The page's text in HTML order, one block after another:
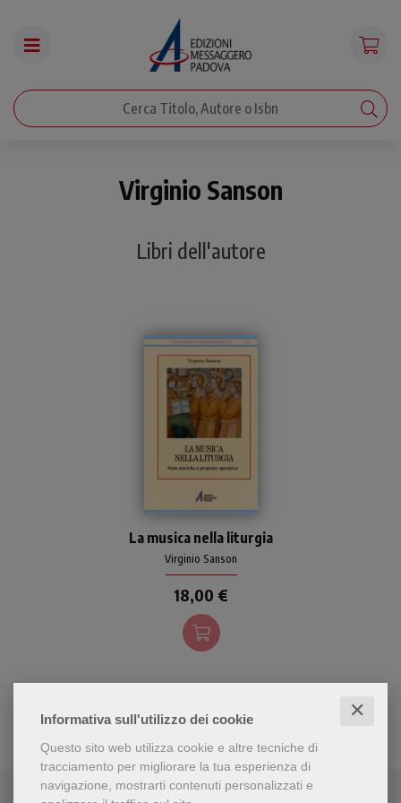
Informativa sull'utilizzo dei cookie ✕
Questo sito web utilizza cookie e altre tecniche di
tracciamento per migliorare la tua esperienza di
navigazione, mostrarti contenuti personalizzati e
Virginio Sanson
Libri dell'autore
scuola di teologia, per gli
studenti dei conservatori
musicali, per i direttori di
coro e per gli animatori
liturgici.
La musica nella liturgia
Virginio Sanson
18,00 €